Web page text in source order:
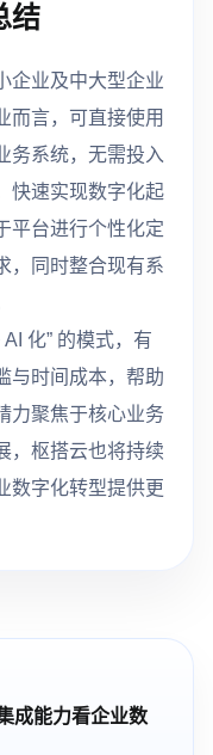
结
企业及中大型企业
而言，可直接使用
务系统，无需投入
快速实现数字化起
平台进行个性化定
，同时整合现有系
化” 的模式，有
与时间成本，帮助
力聚焦于核心业务
，枢搭云也将持续
数字化转型提供更
成能力看企业数